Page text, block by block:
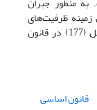
ظرفیت‌های
مختلفی نظیر امکان بازنگری و اصلاح براساس اصل (177) در قانون
قانون اساسی